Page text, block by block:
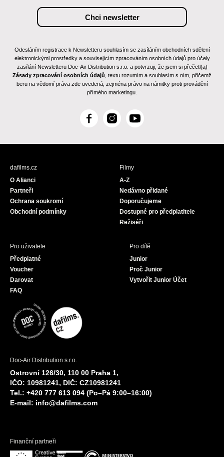
Odesláním registrace k Newsletteru souhlasím se zasíláním obchodních sdělení
elektronickými prostředky a souvisejícím zpracováním osobních údajů pro účely
zasílání Newsletteru Doc-Air Distribution s.r.o. a potvrzuji, že jsem si přečetl(a)
Zásady zpracování osobních údajů , textu rozumím a souhlasím s ním, přičemž
beru na vědomí práva zde uvedená, zejména právo na námitky proti provádění
přímého marketingu.
F
c
I
s
Y
u
dafilms.cz
O Alianci
Partneři
Ochrana soukromí
Obchodní podmínky
Filmy
A-Z
Nedávno přidané
Doporučujeme
Dostupné pro předplatitele
Režiséři
Pro uživatele
Předplatné
Voucher
Darovat
FAQ
Pro dítě
Junior
Proč Junior
Vytvořit Junior Účet
Doc-Air Distribution s.r.o.
Ostrovní 126/30, 110 00 Praha 1,
IČO: 10981241, DIČ: CZ10981241
Tel.: +420 777 613 094 (Po–Pá 9:00–16:00)
E-mail: info@dafilms.com
Finanční partneři